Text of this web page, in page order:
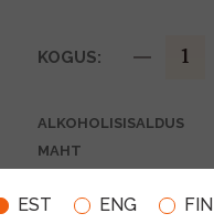
EST ENG FIN
KOGUS:
ALKOHOLISISALDUS
MAHT
TOOTE LIIK